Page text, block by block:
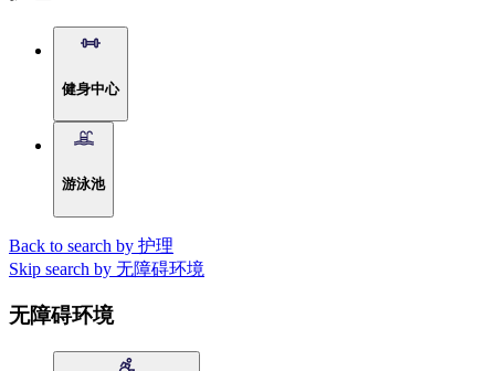
健身中心
游泳池
Back to search by 护理
Skip search by 无障碍环境
无障碍环境